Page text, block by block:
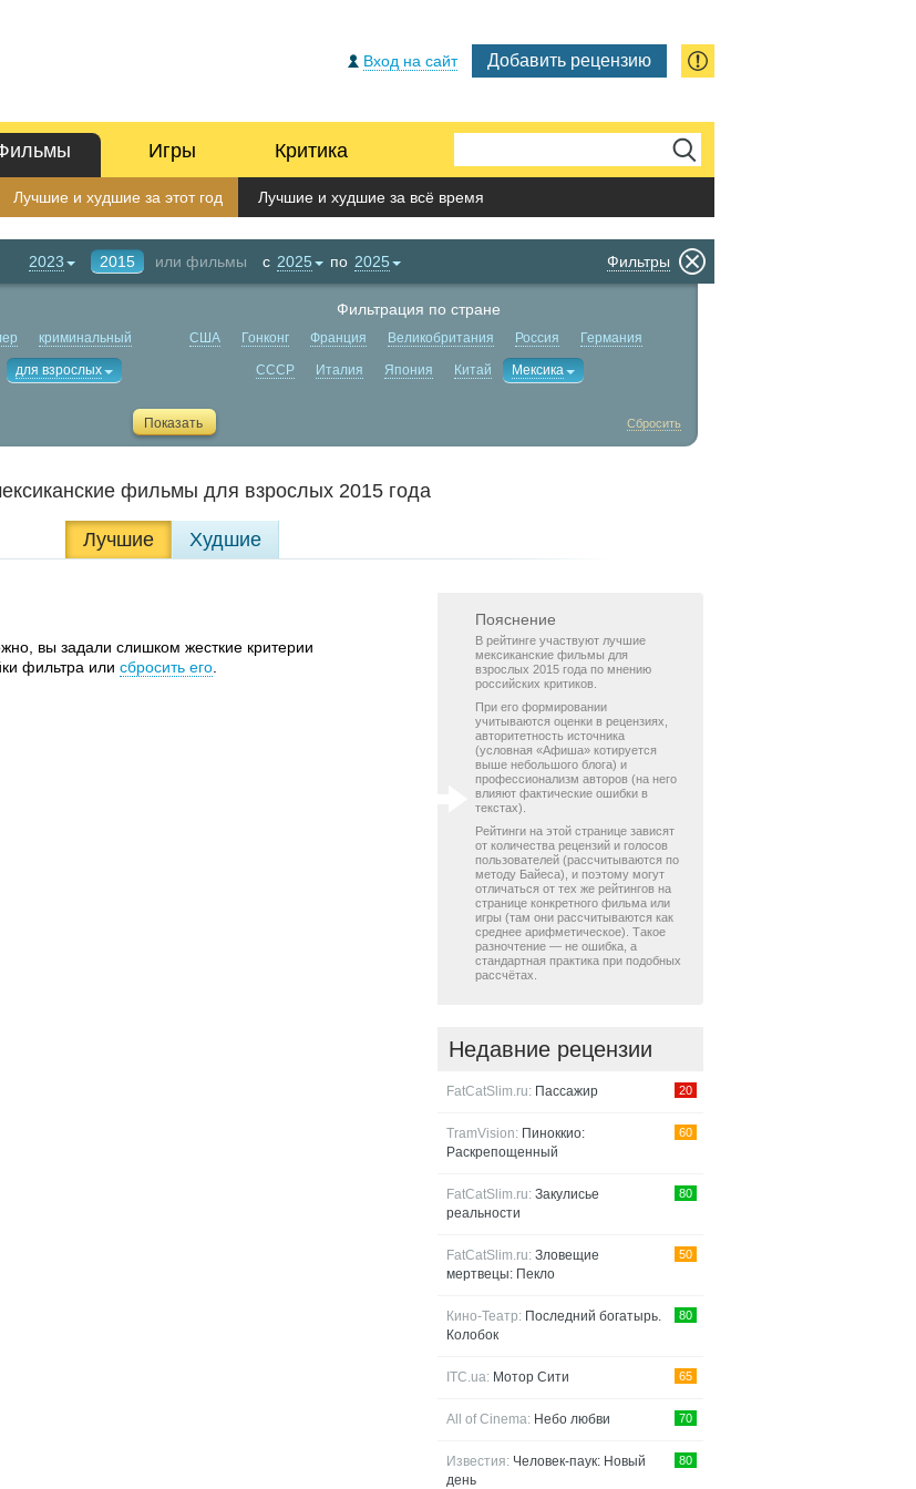
Вход на сайт Добавить рецензию
Лучшие и худшие за этот год Лучшие и худшие за всё время
Игры Критика
2023 2015 или фильмы с 2025 по 2025 Фильтры
криминальный
для взрослых
Фильтрация по стране
США Гонконг Франция Великобритания Россия Германия
СССР Италия Япония Китай Мексика
Сбросить
фильмы для взрослых 2015 года
Лучшие Худшие
вы задали слишком жесткие критерии
фильтра или сбросить его
Пояснение
В рейтинге участвуют лучшие
мексиканские фильмы для
взрослых 2015 года по мнению
российских критиков.
При его формировании
учитываются оценки в рецензиях,
авторитетность источника
(условная «Афиша» котируется
выше небольшого блога) и
профессионализм авторов (на него
влияют фактические ошибки в
текстах).
Рейтинги на этой странице зависят
от количества рецензий и голосов
пользователей (рассчитываются по
методу Байеса), и поэтому могут
отличаться от тех же рейтингов на
странице конкретного фильма или
игры (там они рассчитываются как
среднее арифметическое). Такое
разночтение — не ошибка, а
стандартная практика при подобных
рассчётах.
Недавние рецензии
FatCatSlim.ru: Пассажир 20
TramVision: Пиноккио:
Раскрепощенный
60
FatCatSlim.ru: Закулисье
реальности
80
FatCatSlim.ru: Зловещие
мертвецы: Пекло
50
Кино-Театр: Последний богатырь.
Колобок
80
ITC.ua: Мотор Сити 65
All of Cinema: Небо любви 70
Известия: Человек-паук: Новый
день
80